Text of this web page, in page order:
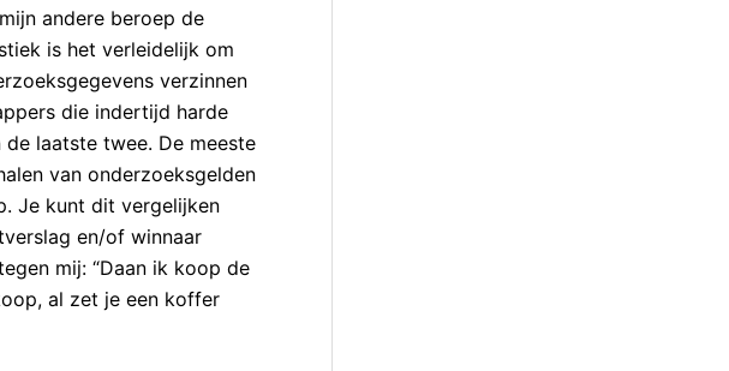
andere beroep de
is het verleidelijk om
verzinnen
die indertijd harde
laatste twee. De meeste
van onderzoeksgelden
Je kunt dit vergelijken
en/of winnaar
mij: “Daan ik koop de
al zet je een koffer